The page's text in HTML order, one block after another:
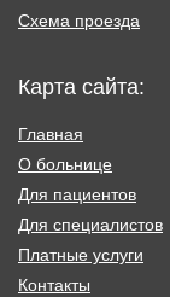
Схема проезда
Карта сайта:
Главная
О больнице
Для пациентов
Для специалистов
Платные услуги
Контакты